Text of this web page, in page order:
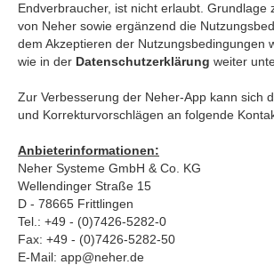
Endverbraucher, ist nicht erlaubt.
von Neher sowie ergänzend die
dem Akzeptieren der Nutzungsbedingungen
wie in der Datenschutzerklärung weiter
Zur Verbesserung der Neher-App kann sich
und Korrekturvorschlägen an folgende
Anbieterinformationen:
Neher Systeme GmbH & Co. KG
Wellendinger Straße 15
D - 78665 Frittlingen
Tel.: +49 - (0)7426-5282-0
Fax: +49 - (0)7426-5282-50
E-Mail: app@neher.de